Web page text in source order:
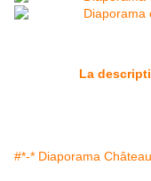
La
#*-* Diaporama Château